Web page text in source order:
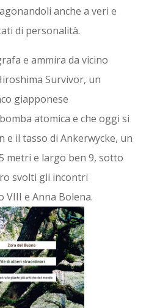
anche a veri e
di personalità.
e ammira da vicino
Survivor, un
giapponese
atomica e che oggi si
e il tasso di Ankerwycke, un
metri e largo ben 9, sotto
svolti gli incontri
VIII e Anna Bolena.